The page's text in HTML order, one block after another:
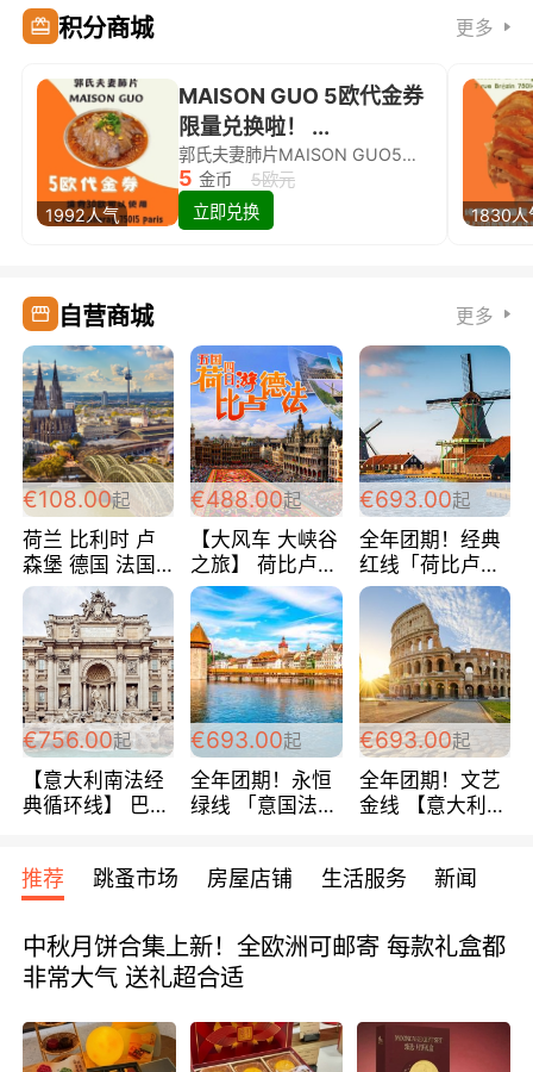
积分商城 更多
1992人气
MAISON GUO 5欧代金券
限量兑换啦！ ...
郭氏夫妻肺片MAISON GUO5欧代金券限量兑换啦！
5 金币
5欧元
立即兑换
1830人
自营商城 更多
€108.00起
荷兰 比利时 卢
森堡 德国 法国
超爽玩遍西欧 循
环线 全程四星宾
馆 108欧/人/天
€488.00起
【大风车 大峡谷
之旅】 荷比卢德
法 巴黎上下 经
典五国四日游
488欧/人
€693.00起
全年团期！经典
红线「荷比卢德
法」七天循环 五
国 仅售99欧/人/
天！巴黎上下！
包拼房~
€756.00起
【意大利南法经
典循环线】 巴黎
宾馆 108欧/天起
全程756欧/位
€693.00起
全年团期！永恒
绿线 「意国法
欧/天起 ~包拼房
€693.00起
全年团期！文艺
金线 【意大利一
每周铁发！
推荐 跳蚤市场 房屋店铺 生活服务 新闻
中秋月饼合集上新！全欧洲可邮寄 每款礼盒都
非常大气 送礼超合适